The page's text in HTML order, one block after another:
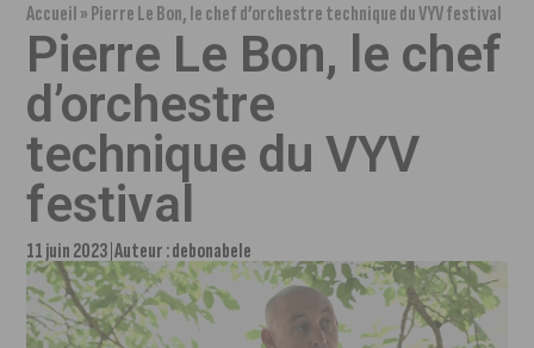
Accueil»Pierre Le Bon, le chef d’orchestre technique du VYV festival
Pierre Le Bon, le chef
d’orchestre
technique du VYV
festival
11 juin 2023 Auteur :debonabele